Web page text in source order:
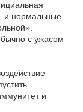
и нормальные
с ужасом
и